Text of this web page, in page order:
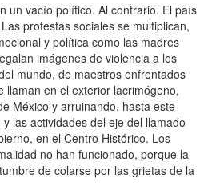
un vacío político. Al contrario. El país
protestas sociales se multiplican,
y política como las madres
imágenes de violencia a los
mundo, de maestros enfrentados
llaman en el exterior lacrimógeno,
México y arruinando, hasta este
las actividades del eje del llamado
en el Centro Histórico. Los
no han funcionado, porque la
de colarse por las grietas de la